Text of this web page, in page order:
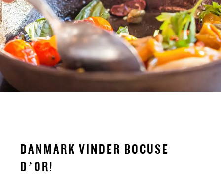
DANMARK VINDER BOCUSE
D’OR!